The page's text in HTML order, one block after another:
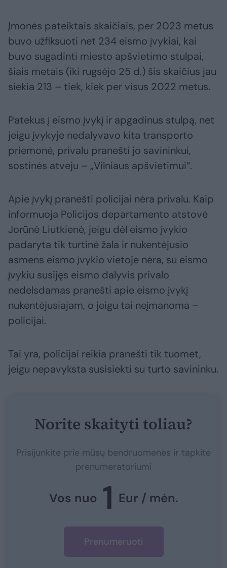
Įmonės pateiktais skaičiais, per 2023 metus
buvo užfiksuoti net 234 eismo įvykiai, kai
buvo sugadinti miesto apšvietimo stulpai,
šiais metais (iki rugsėjo 25 d.) šis skaičius jau
siekia 213 – tiek, kiek per visus 2022 metus.
Patekus į eismo įvykį ir apgadinus stulpą, net
jeigu įvykyje nedalyvavo kita transporto
priemonė, privalu pranešti jo savininkui,
sostinės atveju – „Vilniaus apšvietimui“.
Apie įvykį pranešti policijai nėra privalu. Kaip
informuoja Policijos departamento atstovė
Jorūnė Liutkienė, jeigu dėl eismo įvykio
padaryta tik turtinė žala ir nukentėjusio
asmens eismo įvykio vietoje nėra, su eismo
įvykiu susijęs eismo dalyvis privalo
nedelsdamas pranešti apie eismo įvykį
nukentėjusiajam, o jeigu tai neįmanoma –
policijai.
Tai yra, policijai reikia pranešti tik tuomet,
jeigu nepavyksta susisiekti su turto savininku.
Norite skaityti toliau?
Prisijunkite prie mūsų bendruomenės ir tapkite
prenumeratoriumi
Vos nuo 1 Eur / mėn.
Prenumeruoti